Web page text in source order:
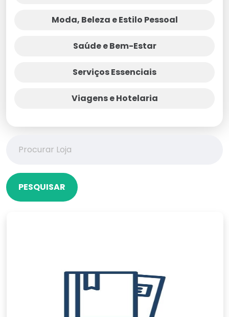
Moda, Beleza e Estilo Pessoal
Saúde e Bem-Estar
Serviços Essenciais
Viagens e Hotelaria
PESQUISAR